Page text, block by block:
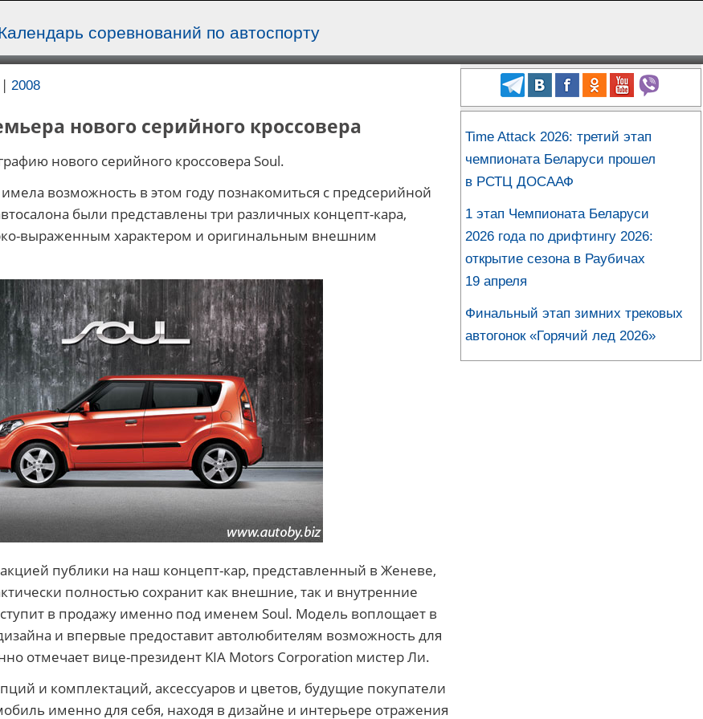
соревнований по автоспорту
| 2008
нового серийного кроссовера
нового серийного кроссовера Soul.
возможность в этом году познакомиться с предсерийной
были представлены три различных концепт-кара,
выраженным характером и оригинальным внешним
публики на наш концепт-кар, представленный в Женеве,
полностью сохранит как внешние, так и внутренние
в продажу именно под именем Soul. Модель воплощает в
и впервые предоставит автолюбителям возможность для
отмечает вице-президент KIA Motors Corporation мистер Ли.
и комплектаций, аксессуаров и цветов, будущие покупатели
именно для себя, находя в дизайне и интерьере отражения
Time Attack 2026: третий этап
чемпионата Беларуси прошел
в РСТЦ ДОСААФ
1 этап Чемпионата Беларуси
2026 года по дрифтингу 2026:
открытие сезона в Раубичах
19 апреля
Финальный этап зимних трековых
автогонок «Горячий лед 2026»